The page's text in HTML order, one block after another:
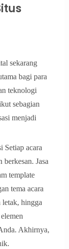
sekarang
bagi para
teknologi
sebagian
menjadi
Setiap acara
Jasa
template
tema acara
hingga
Akhirnya,